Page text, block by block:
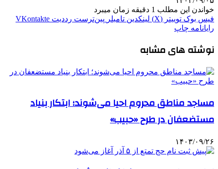
خواندن این مطلب 1 دقیقه زمان میبرد
فیس بوک توییتر (X) لینکدین ‫تامبلر ‫پین‌ترست ‫رددیت ‫VKontakte
رایانامه چاپ
نوشته های مشابه
مساجد مناطق محروم احیا می‌شوند؛ ابتکار بنیاد
مستضعفان در طرح «حبیب»
۱۴۰۳/۰۹/۲۶